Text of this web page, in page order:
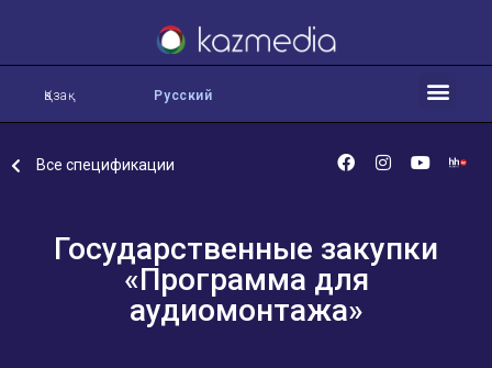
Қазақ Русский
Все спецификации
Государственные закупки
«Программа для
аудиомонтажа»